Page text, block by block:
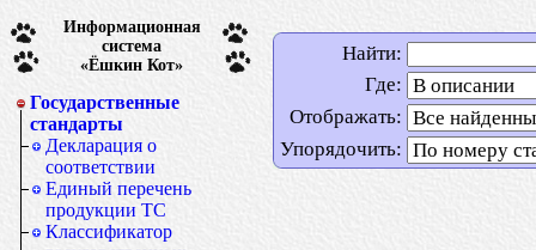
Информационная
система
«Ёшкин Кот»
Государственные
стандарты
Декларация о
соответствии
Единый перечень
продукции ТС
Классификатор
Найти:
Где:
Отображать:
Упорядочить: